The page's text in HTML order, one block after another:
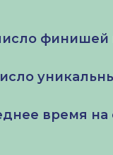
финишей
время